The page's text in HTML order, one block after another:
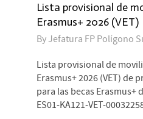
Lista provisional de
Erasmus+ 2026 (VET)
ByJefatura FP Polígono
Lista provisional de
Erasmus+ 2026 (VET) de
para las becas Erasmus+
ES01-KA121-VET-